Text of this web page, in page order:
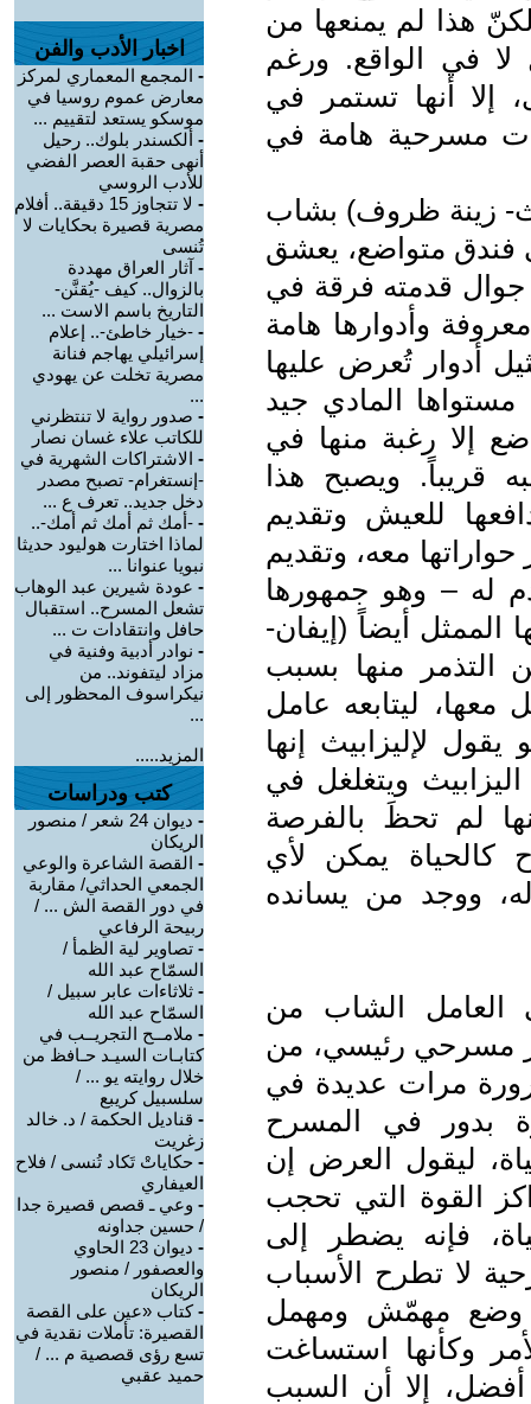
هذا لم يمنعها من
لا في الواقع. ورغم
إلا أنها تستمر في
مسرحية هامة في
زينة ظروف) بشاب
فندق متواضع، يعشق
قدمته فرقة في
وأدوارها هامة
أدوار تُعرض عليها
المادي جيد
إلا رغبة منها في
قريباً. ويصبح هذا
للعيش وتقديم
معه، وتقديم
له – وهو جمهورها
الممثل أيضاً (إيفان-
منها بسبب
معها، ليتابعه عامل
لإليزابيث إنها
ويتغلغل في
لم تحظَ بالفرصة
كالحياة يمكن لأي
ووجد من يسانده
العامل الشاب من
مسرحي رئيسي، من
مرات عديدة في
بدور في المسرح
ليقول العرض إن
القوة التي تحجب
فإنه يضطر إلى
لا تطرح الأسباب
وضع مهمّش ومهمل
وكأنها استساغت
إلا أن السبب
اخبار الأدب والفن
- المجمع المعماري لمركز
معارض عموم روسيا في
موسكو يستعد لتقييم ...
- ألكسندر بلوك.. رحيل
أنهى حقبة العصر الفضي
للأدب الروسي
-
لا تتجاوز 15 دقيقة.. أفلام
مصرية قصيرة بحكايات لا
تُنسى
- آثار العراق مهددة
بالزوال.. كيف -يُقنَّن-
التاريخ باسم الاست ...
- -خيار خاطئ-.. إعلام
إسرائيلي يهاجم فنانة
مصرية تخلت عن يهودي
...
- صدور رواية لا تنتظرني
للكاتب علاء غسان نصار
- الاشتراكات الشهرية في
-إنستغرام- تصبح مصدر
دخل جديد.. تعرف ع ...
- -أمك ثم أمك ثم أمك-..
لماذا اختارت هوليود حديثا
نبويا عنوانا ...
- عودة شيرين عبد الوهاب
تشعل المسرح.. استقبال
حافل وانتقادات ت ...
- نوادر أدبية وفنية في
مزاد ليتفوند.. من
نيكراسوف المحظور إلى
...
المزيد.....
كتب ودراسات
-
ديوان 24 شعر / منصور
الريكان
- القصة الشاعرة والوعي
الجمعي الحداثي/ مقاربة
في دور القصة الش ... /
ربيحة الرفاعي
- تصاوير لية الظمأ /
السمّاح عبد الله
- ثلاثاءات عابر سبيل /
السمّاح عبد الله
- ملامــح التجريــب في
كتابـات السيـد حـافظ من
خلال روايته يو ... /
سلسبيل كريبع
- قناديل الحكمة / د. خالد
زغريت
- حكاياتْ تَكاد تُنسى / فلاح
العيفاري
- وعي ـ قصص قصيرة جدا
/ حسين جداونه
-
ديوان 23 الحاوي
والعصفور / منصور
الريكان
-كتاب «عين على القصة
القصيرة: تأملات نقدية في
تسع رؤى قصصية م ... /
حميد عقبي